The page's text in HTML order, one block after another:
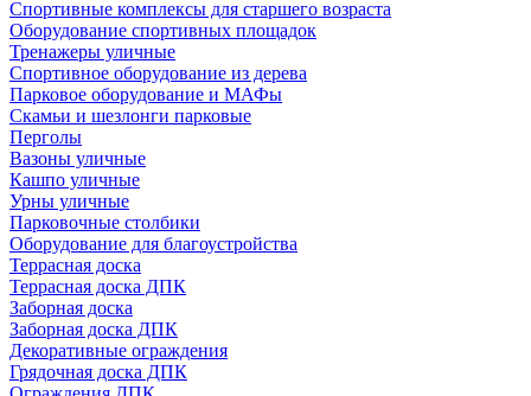
Спортивные комплексы для старшего возраста
Оборудование спортивных площадок
Тренажеры уличные
Спортивное оборудование из дерева
Парковое оборудование и МАФы
Скамьи и шезлонги парковые
Перголы
Вазоны уличные
Кашпо уличные
Урны уличные
Парковочные столбики
Оборудование для благоустройства
Террасная доска
Террасная доска ДПК
Заборная доска
Заборная доска ДПК
Декоративные ограждения
Грядочная доска ДПК